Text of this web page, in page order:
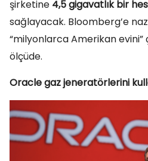
şirketine 4,5 gigavatlık bir
sağlayacak. Bloomberg’e
“milyonlarca Amerikan evini”
ölçüde.
Oracle gaz jeneratörlerini